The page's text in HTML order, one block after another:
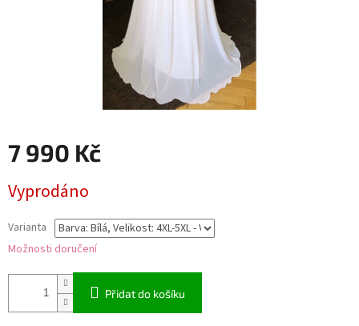
7 990 Kč
cena:
Vyprodáno
Varianta
Možnosti doručení
Přidat do košíku